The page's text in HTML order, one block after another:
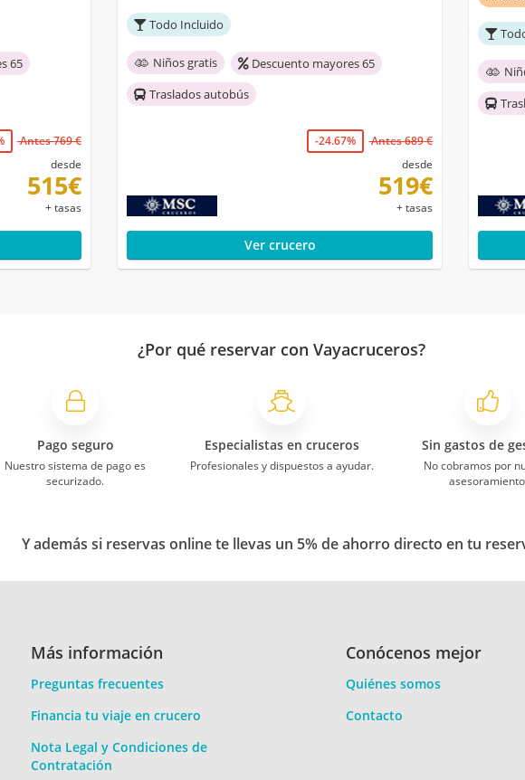
65
Antes 769 €
desde
515€
+ tasas
Todo Incluido
Niños gratis
Descuento mayores 65
Traslados autobús
-24.67%
Antes 689 €
desde
519€
+ tasas
Ver crucero
¿Por qué reservar con Vayacruceros?
Pago seguro
Nuestro sistema de pago es
securizado.
Especialistas en cruceros
Profesionales y dispuestos a ayudar.
Sin gastos de
No cobramos por
Y además si reservas online te llevas un 5% de ahorro directo en tu
Más información
Preguntas frecuentes
Financia tu viaje en crucero
Nota Legal y Condiciones de
Contratación
Conócenos mejor
Quiénes somos
Contacto